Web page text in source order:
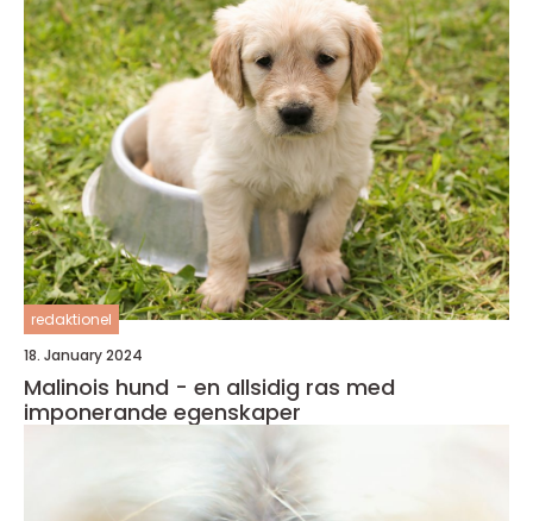
redaktionel
18. January 2024
Malinois hund - en allsidig ras med
imponerande egenskaper